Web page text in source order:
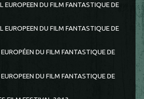
EUROPEEN DU FILM FANTASTIQUE DE
EUROPEEN DU FILM FANTASTIQUE DE
DU FILM FANTASTIQUE DE
DU FILM FANTASTIQUE DE